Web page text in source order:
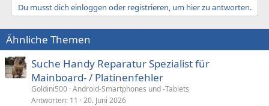
Du musst dich einloggen oder registrieren, um hier zu antworten.
Ähnliche Themen
Suche Handy Reparatur Spezialist für
Mainboard- / Platinenfehler
Goldini500 Android-Smartphones und -Tablets
Antworten 11 20. Juni 2026